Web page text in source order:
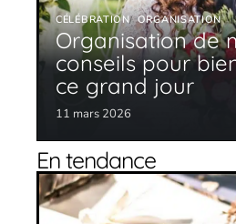
CÉLÉBRATION ORGANISATION
Organisation de
conseils pour
ce grand jour
11 mars 2026
En tendance